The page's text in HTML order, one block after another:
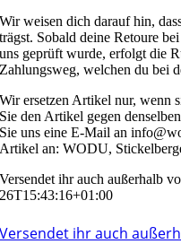
Wir weisen dich darauf hin,
trägst. Sobald deine Retoure
uns geprüft wurde, erfolgt die
Zahlungsweg, welchen du bei
Wir ersetzen Artikel nur, wenn
Sie den Artikel gegen
Sie uns eine E-Mail an
Artikel an: WODU,
Versendet ihr auch außerhalb
26T15:43:16+01:00
Versendet ihr auch